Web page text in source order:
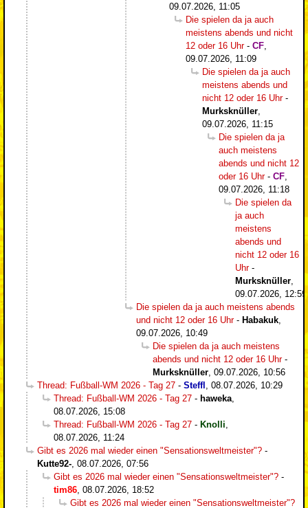
09.07.2026, 11:05
Die spielen da ja auch
meistens abends und nicht
12 oder 16 Uhr- CF
09.07.2026, 11:09
Die spielen da ja auch
meistens abends und
nicht 12 oder 16 Uhr-
Murksknüller
09.07.2026, 11:15
Die spielen da ja
auch meistens
abends und nicht 12
oder 16 Uhr- CF
09.07.2026, 11:18
Die spielen da
ja auch
meistens
abends und
nicht 12 oder 16
Uhr-
Murksknüller
09.07.2026, 12:59
Die spielen da ja auch meistens abends
und nicht 12 oder 16 Uhr- Habakuk
09.07.2026, 10:49
Die spielen da ja auch meistens
abends und nicht 12 oder 16 Uhr-
Murksknüller 09.07.2026, 10:56
Thread: Fußball-WM 2026 - Tag 27 - Steffl
08.07.2026, 10:29
Thread: Fußball-WM 2026 - Tag 27 - haweka
08.07.2026, 15:08
Thread: Fußball-WM 2026 - Tag 27 - Knolli
08.07.2026, 11:24
Gibt es 2026 mal wieder einen "Sensationsweltmeister"? -
Kutte92- 08.07.2026, 07:56
Gibt es 2026 mal wieder einen "Sensationsweltmeister"? -
tim86 08.07.2026, 18:52
Gibt es 2026 mal wieder einen "Sensationsweltmeister"?